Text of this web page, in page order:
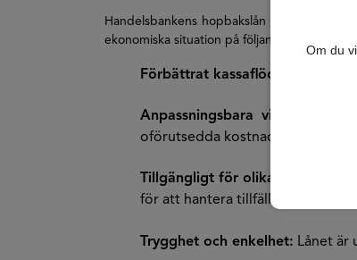
Om du
Handelsbankens hopbakslån är en
ekonomiska situation på följande sätt:
Förbättrat kassaflöde: Genom
Anpassningsbara villkor:
oförutsedda kostnader.
Tillgängligt för olika behov:
för att hantera tillfälliga
Trygghet och enkelhet: Lånet är